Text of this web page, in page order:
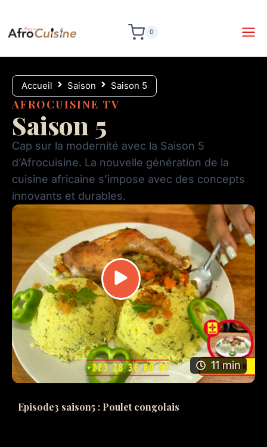
0
Accueil Saison Saison 5
AFROCUISINE TV
Saison 5
Cap sur la modernité avec la Saison 5
d’Afrocuisine. La nouvelle génération de la
cuisine africaine s’impose avec des concepts
innovants et durables.
11 min
Episode3 saison5 : Poulet congolais